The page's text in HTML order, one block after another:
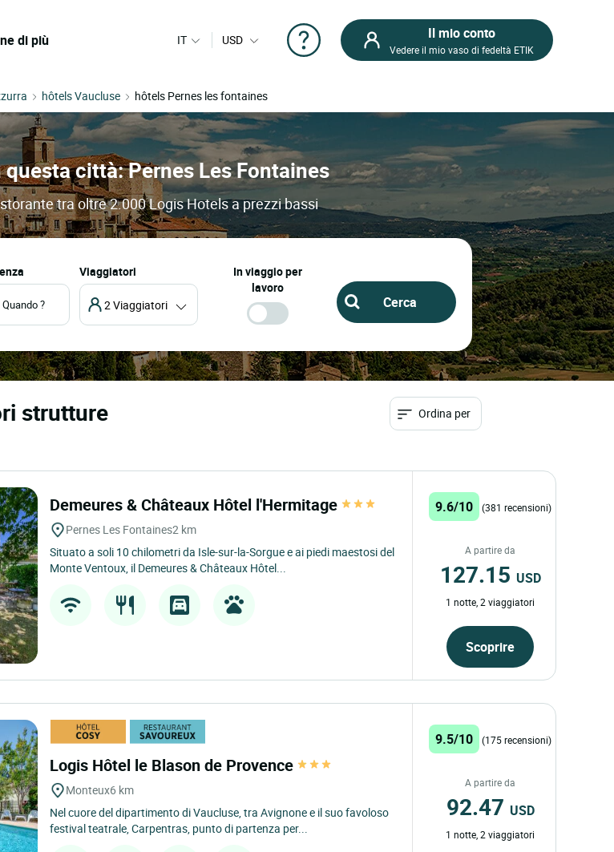
di più IT USD Il mio conto
Vedere il mio vaso di fedeltà ETIK
hôtels Vaucluse hôtels Pernes les fontaines
città: Pernes Les Fontaines
tra oltre 2.000 Logis Hotels a prezzi bassi
Viaggiatori
2 Viaggiatori
In viaggio per
lavoro
strutture Ordina per
Demeures & Châteaux Hôtel l'Hermitage
Pernes Les Fontaines2 km
Situato a soli 10 chilometri da Isle-sur-la-Sorgue e ai piedi maestosi del
Monte Ventoux, il Demeures & Châteaux Hôtel...
9.6/10 (381 recensioni)
A partire da
127.15 USD
1 notte, 2 viaggiatori
Scoprire
Logis Hôtel le Blason de Provence
Monteux6 km
Nel cuore del dipartimento di Vaucluse, tra Avignone e il suo favoloso
festival teatrale, Carpentras, punto di partenza per...
9.5/10 (175 recensioni)
A partire da
92.47 USD
1 notte, 2 viaggiatori